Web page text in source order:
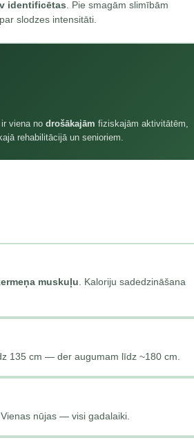
identificētas. Pie smagām slimībām
slodzes intensitāti.
viena no drošākajām fiziskajām aktivitātēm,
rehabilitācijā un senioriem.
muskuļu. Kaloriju sadedzināšana
135 cm — der augumam līdz ~180 cm.
nūjas — visi gadalaiki.